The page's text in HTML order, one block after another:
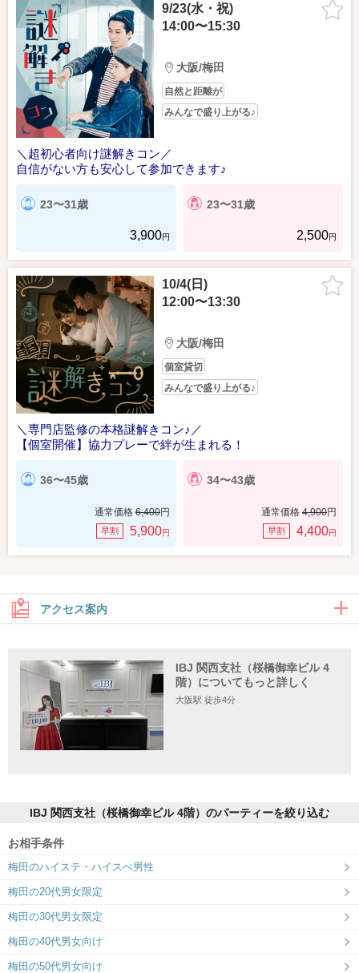
9/23(水・祝)
14:00〜15:30
大阪/梅田
自然と距離が
みんなで盛り上がる♪
＼超初心者向け謎解きコン／
自信がない方も安心して参加できます♪
23〜31歳
3,900円
23〜31歳
2,500円
10/4(日)
12:00〜13:30
大阪/梅田
個室貸切
みんなで盛り上がる♪
＼専門店監修の本格謎解きコン♪／
【個室開催】協力プレーで絆が生まれる！
36〜45歳
通常価格 6,400円
早割 5,900円
34〜43歳
通常価格 4,900円
早割 4,400円
アクセス案内
住所
〒530-0001 大阪府大阪市北区梅田2-1-3 桜橋御幸ビル4F
IBJ 関西支社（桜橋御幸ビル 4
階）についてもっと詳しく
大阪駅 徒歩4分
IBJ 関西支社（桜橋御幸ビル 4階）のパーティーを絞り込む
お相手条件
梅田のハイステ・ハイスぺ男性
梅田の20代男女限定
梅田の30代男女限定
梅田の40代男女向け
梅田の50代男女向け